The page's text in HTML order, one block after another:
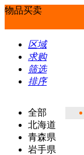
物品买卖
区域
求购
筛选
排序
全部
北海道
青森県
岩手県